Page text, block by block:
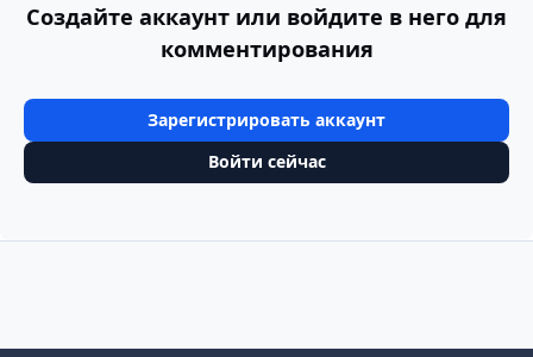
Создайте аккаунт или войдите в него для
комментирования
Зарегистрировать аккаунт
Войти сейчас